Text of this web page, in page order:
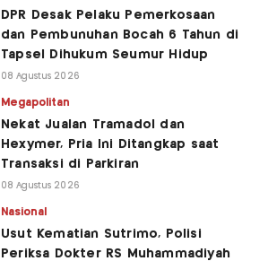
DPR Desak Pelaku Pemerkosaan
dan Pembunuhan Bocah 6 Tahun di
Tapsel Dihukum Seumur Hidup
08 Agustus 2026
Megapolitan
Nekat Jualan Tramadol dan
Hexymer, Pria Ini Ditangkap saat
Transaksi di Parkiran
08 Agustus 2026
Nasional
Usut Kematian Sutrimo, Polisi
Periksa Dokter RS Muhammadiyah